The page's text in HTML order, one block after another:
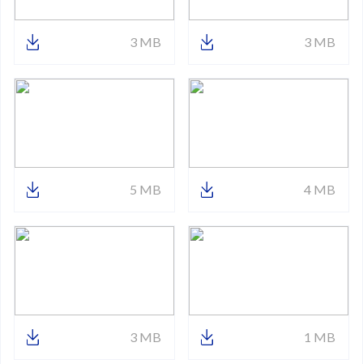
3 MB 3 MB
5 MB 4 MB
3 MB 1 MB